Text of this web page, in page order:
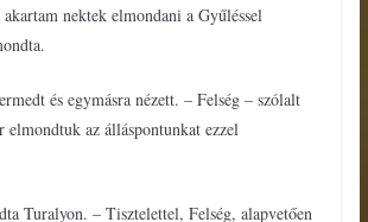
nektek elmondani a Gyűléssel
és egymásra nézett. – Felség – szólalt
elmondtuk az álláspontunkat ezzel
Turalyon. – Tisztelettel, Felség, alapvetően